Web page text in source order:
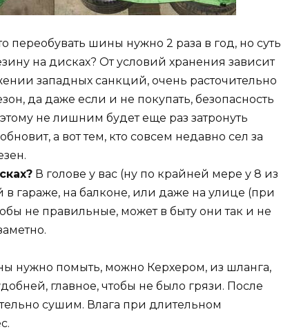
переобувать шины нужно 2 раза в год, но суть
на дисках? От условий хранения зависит
западных санкций, очень расточительно
да даже если и не покупать, безопасность
не лишним будет еще раз затронуть
а вот тем, кто совсем недавно сел за
В голове у вас (ну по крайней мере у 8 из
в гараже, на балконе, или даже на улице (при
не правильные, может в быту они так и не
нужно помыть, можно Керхером, из шланга,
главное, чтобы не было грязи. После
сушим. Влага при длительном